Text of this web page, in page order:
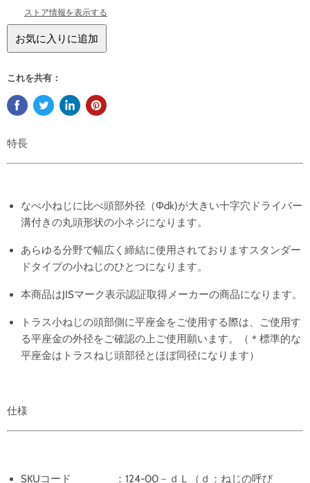
ストア情報を表示する
お気に入りに追加
これを共有：
特長
なべ小ねじに比べ頭部外径（Φdk)が大きい十字穴ドライバー
溝付きの丸頭形状の小ネジになります。
あらゆる分野で幅広く締結に使用されておりますスタンダー
ドタイプの小ねじのひとつになります。
本商品はJISマーク表示認証取得メーカーの商品になります。
トラス小ねじの頭部側に平座金をご使用する際は、ご使用す
る平座金の外径をご確認の上ご使用願います。
（＊標準的な
平座金はトラスねじ頭部径とほぼ同径になります）
仕様
SKUコード ：124-00－ｄＬ（ｄ：ねじの呼び